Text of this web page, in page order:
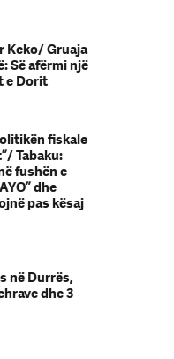
Keko/ Gruaja
Së afërmi një
e Dorit
fiskale
Tabaku:
fushën e
dhe
pas kësaj
në Durrës,
dhe 3